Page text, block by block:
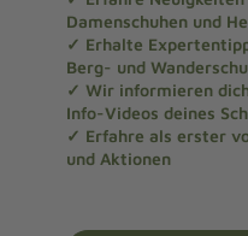
Damenschuhen und
✓ Erhalte
Berg- und
✓ Wir informieren
Info-Videos deines
✓ Erfahre als erster
und Aktionen